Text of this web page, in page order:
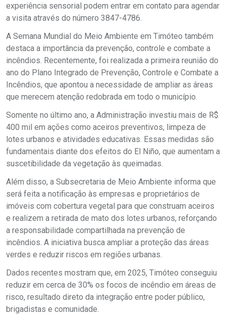
experiência sensorial podem entrar em contato para agendar
a visita através do número 3847-4786.
A Semana Mundial do Meio Ambiente em Timóteo também
destaca a importância da prevenção, controle e combate a
incêndios. Recentemente, foi realizada a primeira reunião do
ano do Plano Integrado de Prevenção, Controle e Combate a
Incêndios, que apontou a necessidade de ampliar as áreas
que merecem atenção redobrada em todo o município.
Somente no último ano, a Administração investiu mais de R$
400 mil em ações como aceiros preventivos, limpeza de
lotes urbanos e atividades educativas. Essas medidas são
fundamentais diante dos efeitos do El Niño, que aumentam a
suscetibilidade da vegetação às queimadas.
Além disso, a Subsecretaria de Meio Ambiente informa que
será feita a notificação às empresas e proprietários de
imóveis com cobertura vegetal para que construam aceiros
e realizem a retirada de mato dos lotes urbanos, reforçando
a responsabilidade compartilhada na prevenção de
incêndios. A iniciativa busca ampliar a proteção das áreas
verdes e reduzir riscos em regiões urbanas.
Dados recentes mostram que, em 2025, Timóteo conseguiu
reduzir em cerca de 30% os focos de incêndio em áreas de
risco, resultado direto da integração entre poder público,
brigadistas e comunidade.